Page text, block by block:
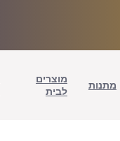
מתנות
מוצרים
לבית